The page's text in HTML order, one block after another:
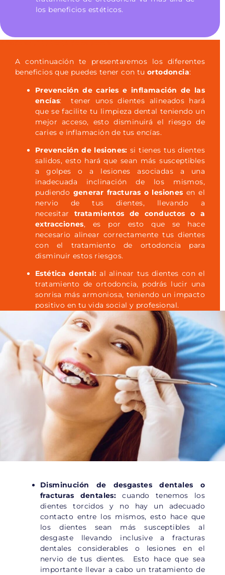
los beneficios estéticos.
A continuación te presentaremos los diferentes
beneficios que puedes tener con tu ortodoncia:
Prevención de caries e inflamación de las
encías: tener unos dientes alineados hará
que se facilite tu limpieza dental teniendo un
mejor acceso, esto disminuirá el riesgo de
caries e inflamación de tus encías.
Prevención de lesiones:si tienes tus dientes
salidos, esto hará que sean más susceptibles
a golpes o a lesiones asociadas a una
inadecuada inclinación de los mismos,
pudiendo generar fracturas o lesiones en el
nervio de tus dientes, llevando a
necesitar tratamientos de conductos o a
extracciones, es por esto que se hace
necesario alinear correctamente tus dientes
con el tratamiento de ortodoncia para
disminuir estos riesgos.
Estética dental:al alinear tus dientes con el
tratamiento de ortodoncia, podrás lucir una
sonrisa más armoniosa, teniendo un impacto
positivo en tu vida social y profesional.
Disminución de desgastes dentales o
fracturas dentales:cuando tenemos los
dientes torcidos y no hay un adecuado
contacto entre los mismos, esto hace que
los dientes sean más susceptibles al
desgaste llevando inclusive a fracturas
dentales considerables o lesiones en el
nervio de tus dientes. Esto hace que sea
importante llevar a cabo un tratamiento de